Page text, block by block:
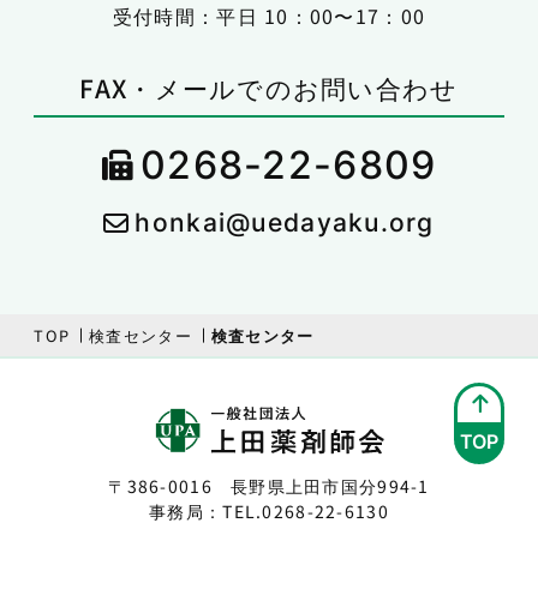
受付時間：平日 10：00〜17：00
FAX・メールでのお問い合わせ
0268-22-6809
honkai@uedayaku.org
TOP 検査センター 検査センター
TOP
〒386-0016 長野県上田市国分994-1
事務局：TEL.0268-22-6130